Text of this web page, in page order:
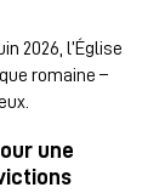
2026, l’Église
romaine –
une